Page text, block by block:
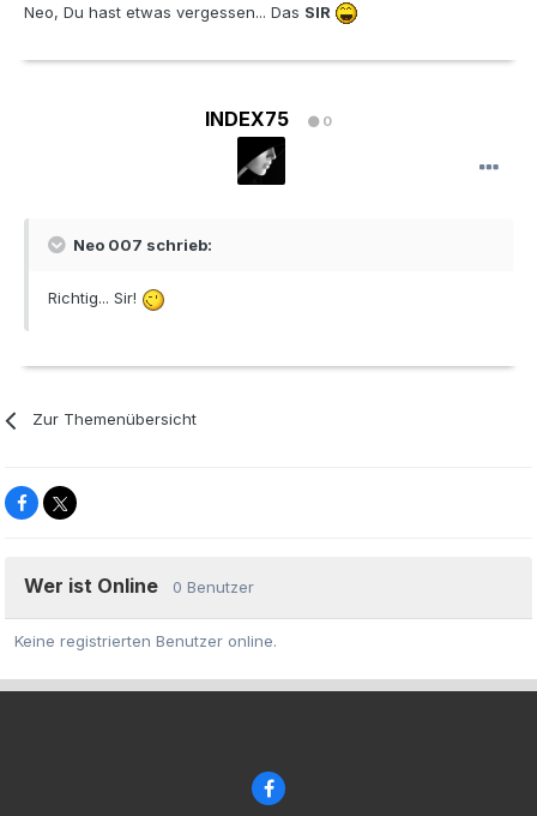
Neo, Du hast etwas vergessen... Das SIR
INDEX75 0
Neo 007 schrieb:
Richtig... Sir!
Zur Themenübersicht
Wer ist Online 0 Benutzer
Keine registrierten Benutzer online.